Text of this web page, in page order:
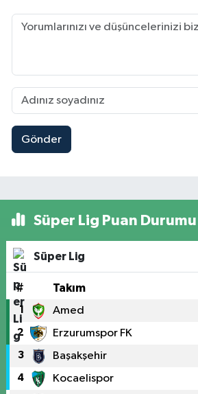
Gönder
Süper Lig Puan Durumu
Süper Lig
# Takım
1 Amed
2 Erzurumspor FK
3 Başakşehir
4 Kocaelispor